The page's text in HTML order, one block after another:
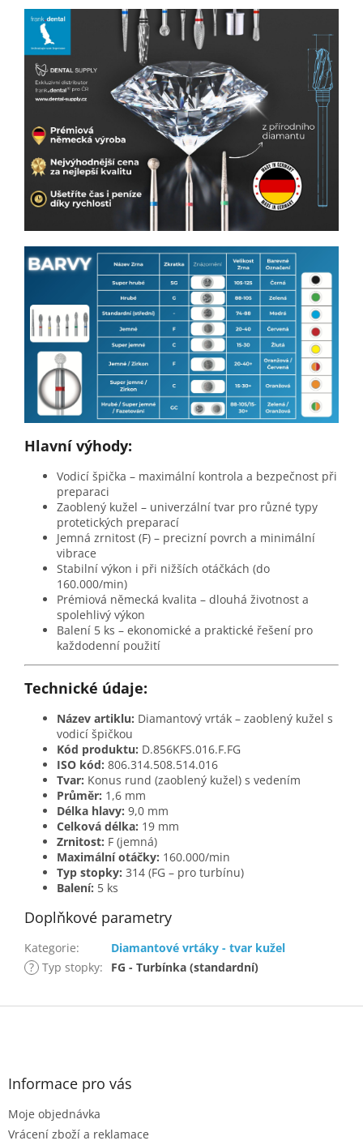
Hlavní výhody:
Vodicí špička – maximální kontrola a bezpečnost při
preparaci
Zaoblený kužel – univerzální tvar pro různé typy
protetických preparací
Jemná zrnitost (F) – precizní povrch a minimální
vibrace
Stabilní výkon i při nižších otáčkách (do
160.000/min)
Prémiová německá kvalita – dlouhá životnost a
spolehlivý výkon
Balení 5 ks – ekonomické a praktické řešení pro
každodenní použití
Technické údaje:
Název artiklu: Diamantový vrták – zaoblený kužel s
vodicí špičkou
Kód produktu: D.856KFS.016.F.FG
ISO kód: 806.314.508.514.016
Tvar: Konus rund (zaoblený kužel) s vedením
Průměr: 1,6 mm
Délka hlavy: 9,0 mm
Celková délka: 19 mm
Zrnitost: F (jemná)
Maximální otáčky: 160.000/min
Typ stopky: 314 (FG – pro turbínu)
Balení: 5 ks
Doplňkové parametry
Kategorie:
Diamantové vrtáky - tvar kužel
? Typ stopky: FG - Turbínka (standardní)
Z
Informace pro vás
Moje objednávka
Vrácení zboží a reklamace